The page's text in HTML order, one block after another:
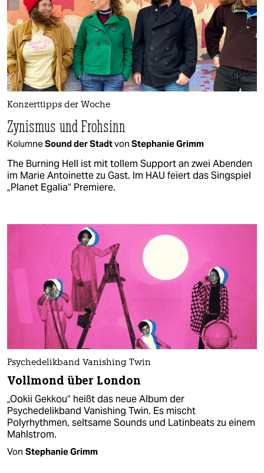
Konzerttipps der Woche
Zynismus und Frohsinn
KolumneSound der Stadtvon Stephanie Grimm
The Burning Hell ist mit tollem Support an zwei Abenden
im Marie Antoinette zu Gast. Im HAU feiert das Singspiel
„Planet Egalia“ Premiere.
Psychedelikband Vanishing Twin
Vollmond über London
„Ookii Gekkou“ heißt das neue Album der
Psychedelikband Vanishing Twin. Es mischt
Polyrhythmen, seltsame Sounds und Latinbeats zu einem
Mahlstrom.
Von Stephanie Grimm